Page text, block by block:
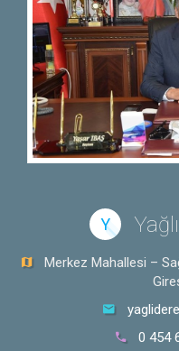
Y
Merkez Mahallesi –
0 454